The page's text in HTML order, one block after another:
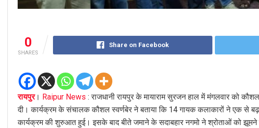
0
SHARES
Share on Facebook
रायपुर। Raipur News : राजधानी रायपुर के मायाराम सुरजन हाल में मंगलवार को
दी। कार्यक्रम के संचालक कौशल स्वर्णबेर ने बताया कि 14 गायक कलाकारों ने एक से
कार्यक्रम की शुरुआत हुई। इसके बाद बीते जमाने के सदाबहार नगमो ने श्रोताओं को